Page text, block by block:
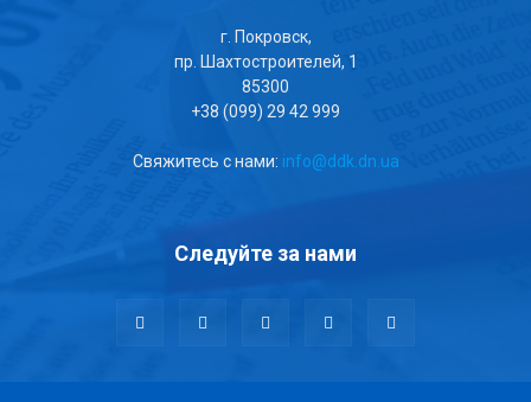
г. Покровск,
пр. Шахтостроителей, 1
85300
+38 (099) 29 42 999
Свяжитесь с нами: info@ddk.dn.ua
Следуйте за нами